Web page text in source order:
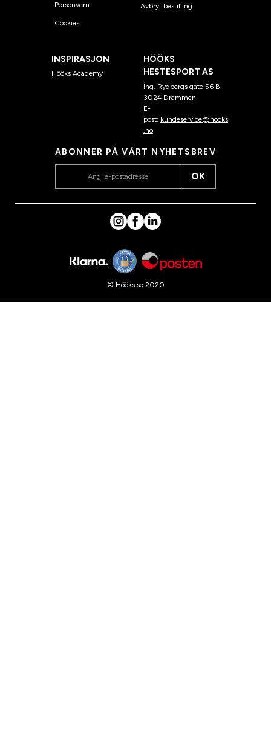
Personvern
Cookies
Avbryt bestilling
INSPIRASJON
Hööks Academy
HÖÖKS
HESTESPORT AS
Ing. Rydbergs gate 56 B
3024 Drammen
E-
post: kundeservice@hooks
.no
ABONNER PÅ VÅRT NYHETSBREV
OK
© Hööks.se 2020